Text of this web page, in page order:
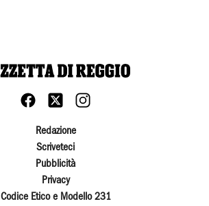
Redazione
Scriveteci
Pubblicità
Privacy
Codice Etico e Modello 231